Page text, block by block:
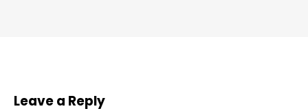
Leave a Reply